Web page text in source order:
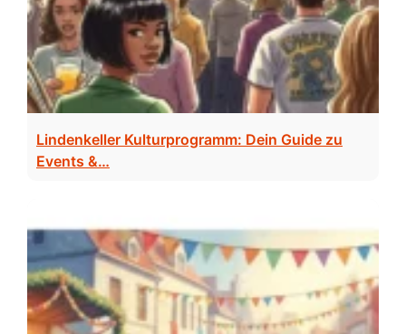
Lindenkeller Kulturprogramm: Dein Guide zu
Events &…